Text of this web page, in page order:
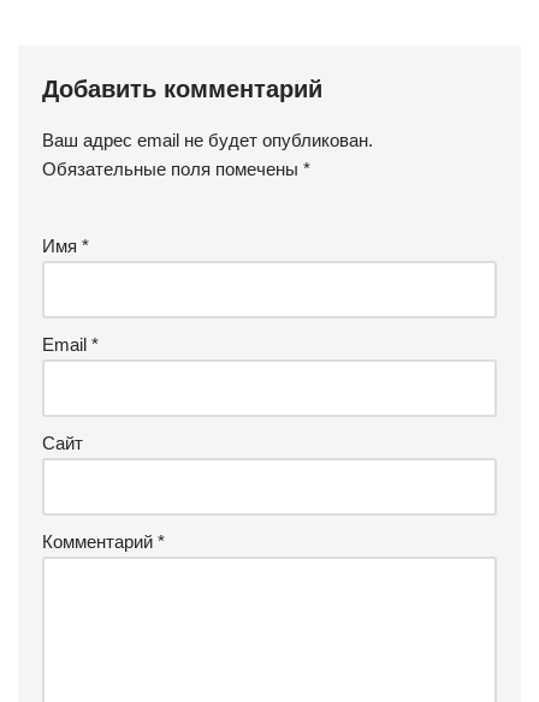
Добавить комментарий
Ваш адрес email не будет опубликован.
Обязательные поля помечены *
Имя *
Email *
Сайт
Комментарий *